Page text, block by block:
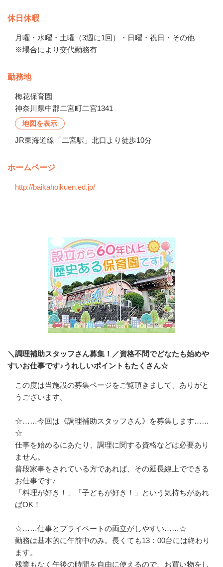
休日休暇
月曜・水曜・土曜（3週に1回）・日曜・祝日・その他
※場合により交代勤務有
勤務地
梅花保育園
神奈川県中郡二宮町二宮1341
地図を表示
JR東海道線「二宮駅」北口より徒歩10分
ホームページ
http://baikahoikuen.ed.jp/
＼調理補助スタッフさん募集！／資格不問でどなたも始めや
すいお仕事です♪うれしいポイントもたくさん☆
この度は当施設の募集ページをご覧頂きまして、ありがと
うございます。
☆……今回は《調理補助スタッフさん》を募集します……
☆
仕事を始めるにあたり、調理に関する資格などは必要あり
ません。
普段家事をされている方であれば、その延長線上でできる
お仕事です♪
「料理が好き！」「子どもが好き！」という気持ちがあれ
ばOK！
☆……仕事とプライベートの両立がしやすい……☆
勤務は基本的に午前中のみ。長くても13：00台には終わり
ます。
残業もなく午後の時間を自由に使えるので、お買い物をし